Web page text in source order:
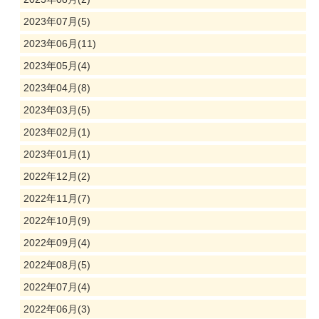
2023年07月(5)
2023年06月(11)
2023年05月(4)
2023年04月(8)
2023年03月(5)
2023年02月(1)
2023年01月(1)
2022年12月(2)
2022年11月(7)
2022年10月(9)
2022年09月(4)
2022年08月(5)
2022年07月(4)
2022年06月(3)